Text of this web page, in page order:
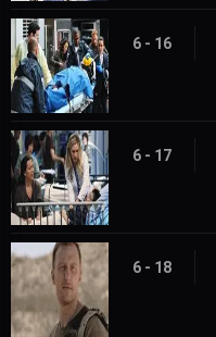
6 - 16
6 - 17
6 - 18